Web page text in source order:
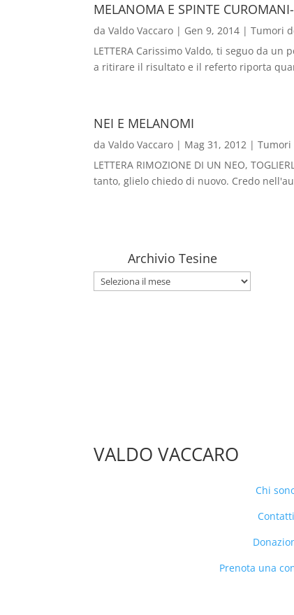
MELANOMA E SPINTE
daValdo Vaccaro | Gen 9, 2014 |Tumori
LETTERA Carissimo Valdo, ti seguo da
a ritirare il risultato e il referto riporta
NEI E MELANOMI
daValdo Vaccaro | Mag 31, 2012 |Tumori
LETTERA RIMOZIONE DI UN NEO,
tanto, glielo chiedo di nuovo. Credo
Archivio Tesine
Archivio
Tesine
VALDO VACCARO
Chi
Contatti
Prenota una